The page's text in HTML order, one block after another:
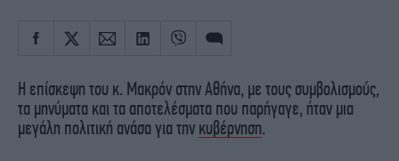
Η επίσκεψη του κ. Μακρόν στην Αθήνα, με τους συμβολισμούς,
τα μηνύματα και τα αποτελέσματα που παρήγαγε, ήταν μια
μεγάλη πολιτική ανάσα για την κυβέρνηση.